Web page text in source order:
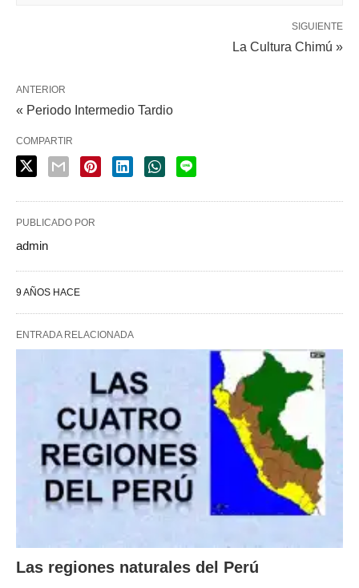
SIGUIENTE
La Cultura Chimú »
ANTERIOR
« Periodo Intermedio Tardio
COMPARTIR
PUBLICADO POR
admin
9 AÑOS HACE
ENTRADA RELACIONADA
Las regiones naturales del Perú